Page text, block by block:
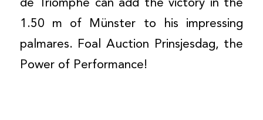
de Triomphe can add the victory in the
1.50 m of Münster to his impressing
palmares. Foal Auction Prinsjesdag, the
Power of Performance!